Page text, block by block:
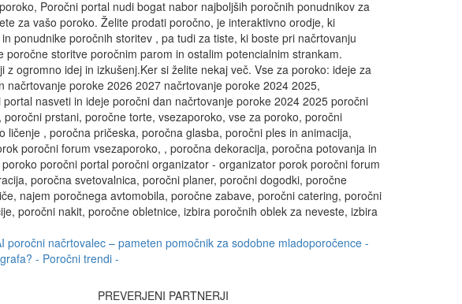
Poročni portal nudi bogat nabor najboljših poročnih ponudnikov za
za vašo poroko. Želite prodati poročno, je interaktivno orodje, ki
ponudnike poročnih storitev , pa tudi za tiste, ki boste pri načrtovanju
storitve poročnim parom in ostalim potencialnim strankam.
ogromno idej in izkušenj.Ker si želite nekaj več. Vse za poroko: ideje za
poroke 2026 2027 načrtovanje poroke 2024 2025,
nasveti in ideje poročni dan načrtovanje poroke 2024 2025 poročni
prstani, poročne torte, vsezaporoko, vse za poroko, poročni
, poročna pričeska, poročna glasba, poročni ples in animacija,
poročni forum vsezaporoko, , poročna dekoracija, poročna potovanja in
poročni portal poročni organizator - organizator porok poročni forum
poročna svetovalnica, poročni planer, poročni dogodki, poročne
najem poročnega avtomobila, poročne zabave, poročni catering, poročni
poročni nakit, poročne obletnice, izbira poročnih oblek za neveste, izbira
poročni načrtovalec – pameten pomočnik za sodobne mladoporočence -
- Poročni trendi -
PREVERJENI PARTNERJI